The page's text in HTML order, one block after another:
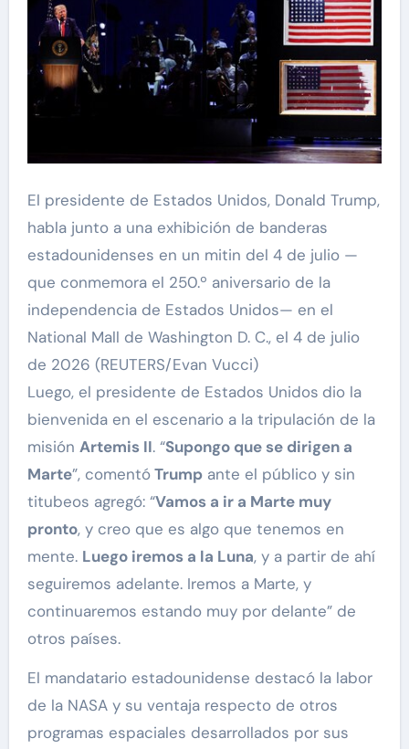
El presidente de Estados Unidos, Donald Trump,
habla junto a una exhibición de banderas
estadounidenses en un mitin del 4 de julio —
que conmemora el 250.º aniversario de la
independencia de Estados Unidos— en el
National Mall de Washington D. C., el 4 de julio
de 2026 (REUTERS/Evan Vucci)
Luego, el presidente de Estados Unidos dio la
bienvenida en el escenario a la tripulación de la
misión Artemis II. “Supongo que se dirigen a
Marte”, comentóTrumpante el público y sin
titubeos agregó: “Vamos a ir a Marte muy
pronto, y creo que es algo que tenemos en
mente. Luego iremos a la Luna, y a partir de ahí
seguiremos adelante. Iremos a Marte, y
continuaremos estando muy por delante” de
otros países.
El mandatario estadounidense destacó la labor
de la NASA y su ventaja respecto de otros
programas espaciales desarrollados por sus